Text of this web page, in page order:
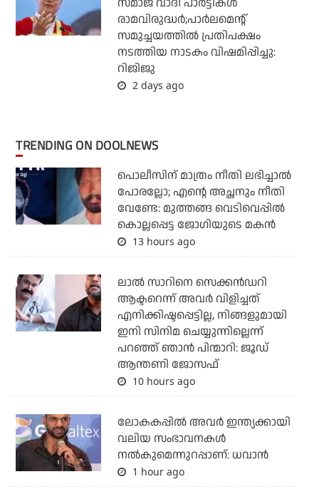
രാമവിരുദ്ധര്‍;പാര്‍ലമെന്റ്
സമുച്ചയത്തില്‍ പ്രതിപക്ഷം
നടത്തിയ നാടകം വിഷമിപ്പിച്ചു:
റിജിജു
2 days ago
TRENDING ON DOOLNEWS
പൊലീസിന് മാത്രം നീതി ലഭിച്ചാല്‍
പോരല്ലോ; എന്റെ അച്ഛനും നീതി
വേണ്ടേ: മുത്തങ്ങ വെടിവെപ്പില്‍
കൊല്ലപ്പെട്ട ജോഗിയുടെ മകന്‍
13 hours ago
ലാല്‍ സാറിനെ സെക്കന്‍ഡറി
ആക്ടറെന്ന് അവര്‍ വിളിച്ചത്
എനിക്കിഷ്ടപ്പെട്ടില്ല, നിങ്ങളുമായി
ഇനി സിനിമ ചെയ്യുന്നില്ലെന്ന്
പറഞ്ഞ് ഞാന്‍ പിന്മാറി: ജൂഡ്
ആന്തണി ജോസഫ്
10 hours ago
ലോകകപ്പിൽ അവര്‍ ഇന്ത്യക്കായി
വലിയ സംഭാവനകള്‍
നല്‍കുമെന്നുറപ്പാണ്: ധവാന്‍
1 hour ago